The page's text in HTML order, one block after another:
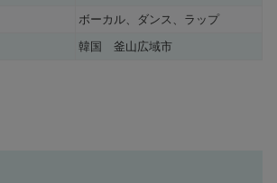
ボーカル、ダンス、ラップ
韓国 釜山広域市